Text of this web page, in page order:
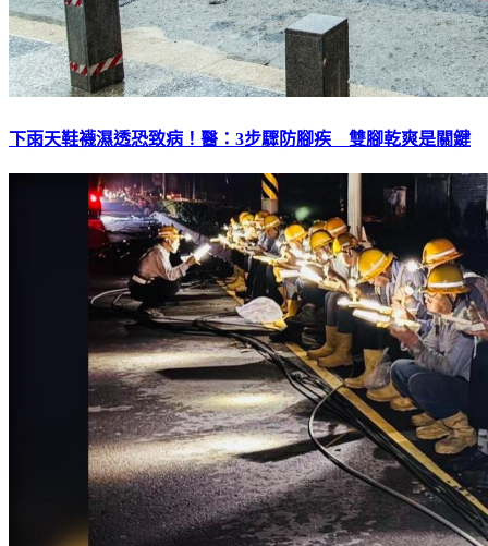
下雨天鞋襪濕透恐致病！醫：3步驟防腳疾 雙腳乾爽是關鍵